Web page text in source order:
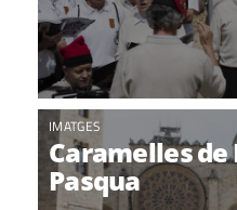
IMATGES
Caramelles de
Pasqua